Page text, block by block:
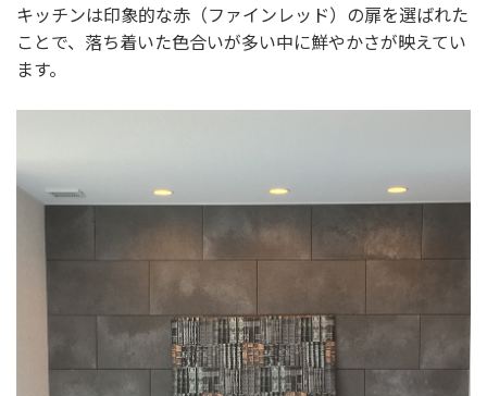
キッチンは印象的な赤（ファインレッド）の扉を選ばれた
ことで、落ち着いた色合いが多い中に鮮やかさが映えてい
ます。